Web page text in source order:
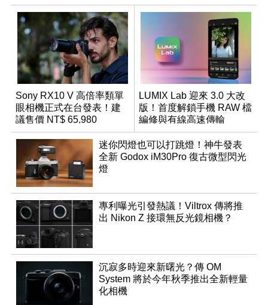
Sony RX10 V 高倍率類單
眼相機正式在台發表！建
議售價 NT$ 65,980
LUMIX Lab 迎來 3.0 大改
版！首度解鎖手機 RAW 檔
編修與有線高速傳輸
迷你閃燈也可以打跳燈！神牛發表
全新 Godox iM30Pro 復古微型閃光
燈
專利曝光引發熱議！Viltrox 傳將推
出 Nikon Z 接環無反光鏡相機？
沉寂多時迎來新曙光？傳 OM
System 將於今年秋季推出全新輕量
化相機